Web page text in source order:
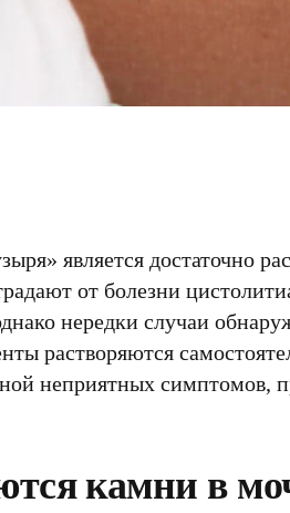
является достаточно
от болезни
нередки случаи
растворяются
неприятных симптомов,
камни в